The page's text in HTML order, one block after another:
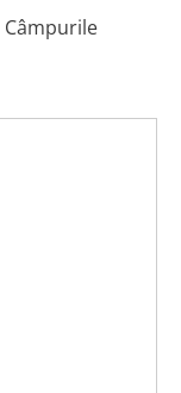
Câmpurile